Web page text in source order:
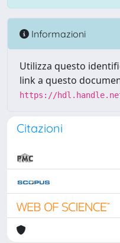
Informazioni
Utilizza questo
link a questo
https://
Citazioni